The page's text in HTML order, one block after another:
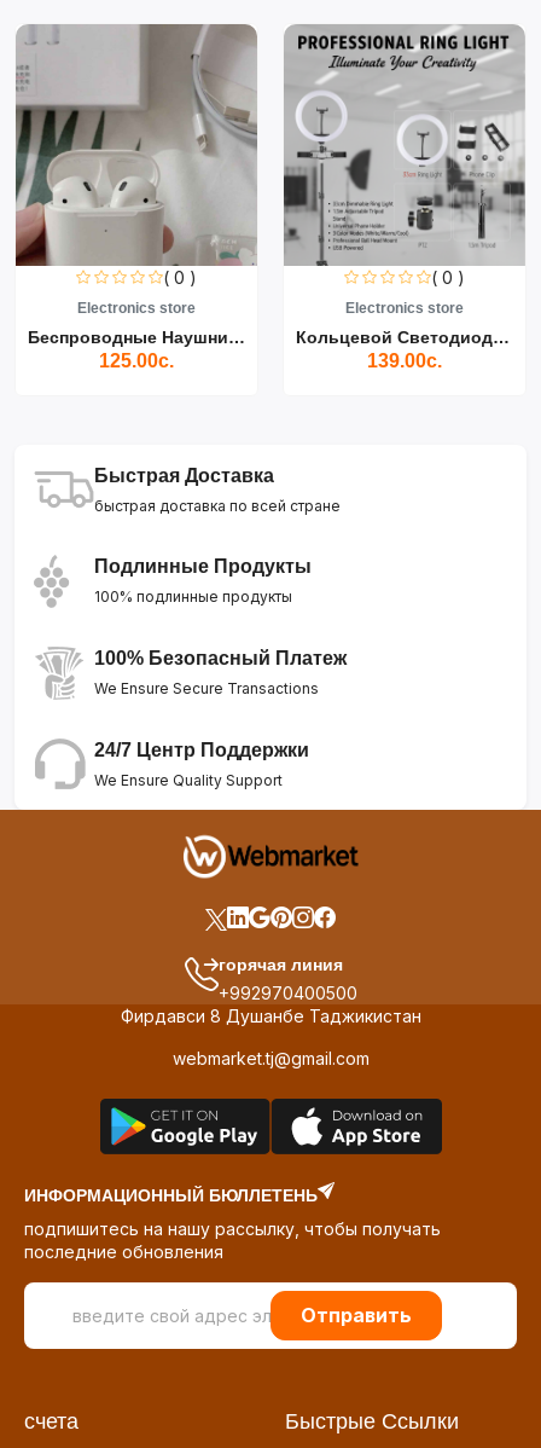
( 0 )
Electronics store
Беспроводные Наушники Air...
125.00с.
( 0 )
Electronics store
Кольцевой Светодиодный Св...
139.00с.
Быстрая Доставка
быстрая доставка по всей стране
Подлинные Продукты
100% подлинные продукты
100% Безопасный Платеж
We Ensure Secure Transactions
24/7 Центр Поддержки
We Ensure Quality Support
горячая линия
+992970400500
Фирдавси 8 Душанбе Таджикистан
webmarket.tj@gmail.com
ИНФОРМАЦИОННЫЙ БЮЛЛЕТЕНЬ
подпишитесь на нашу рассылку, чтобы получать
последние обновления
Отправить
счета Быстрые Ссылки